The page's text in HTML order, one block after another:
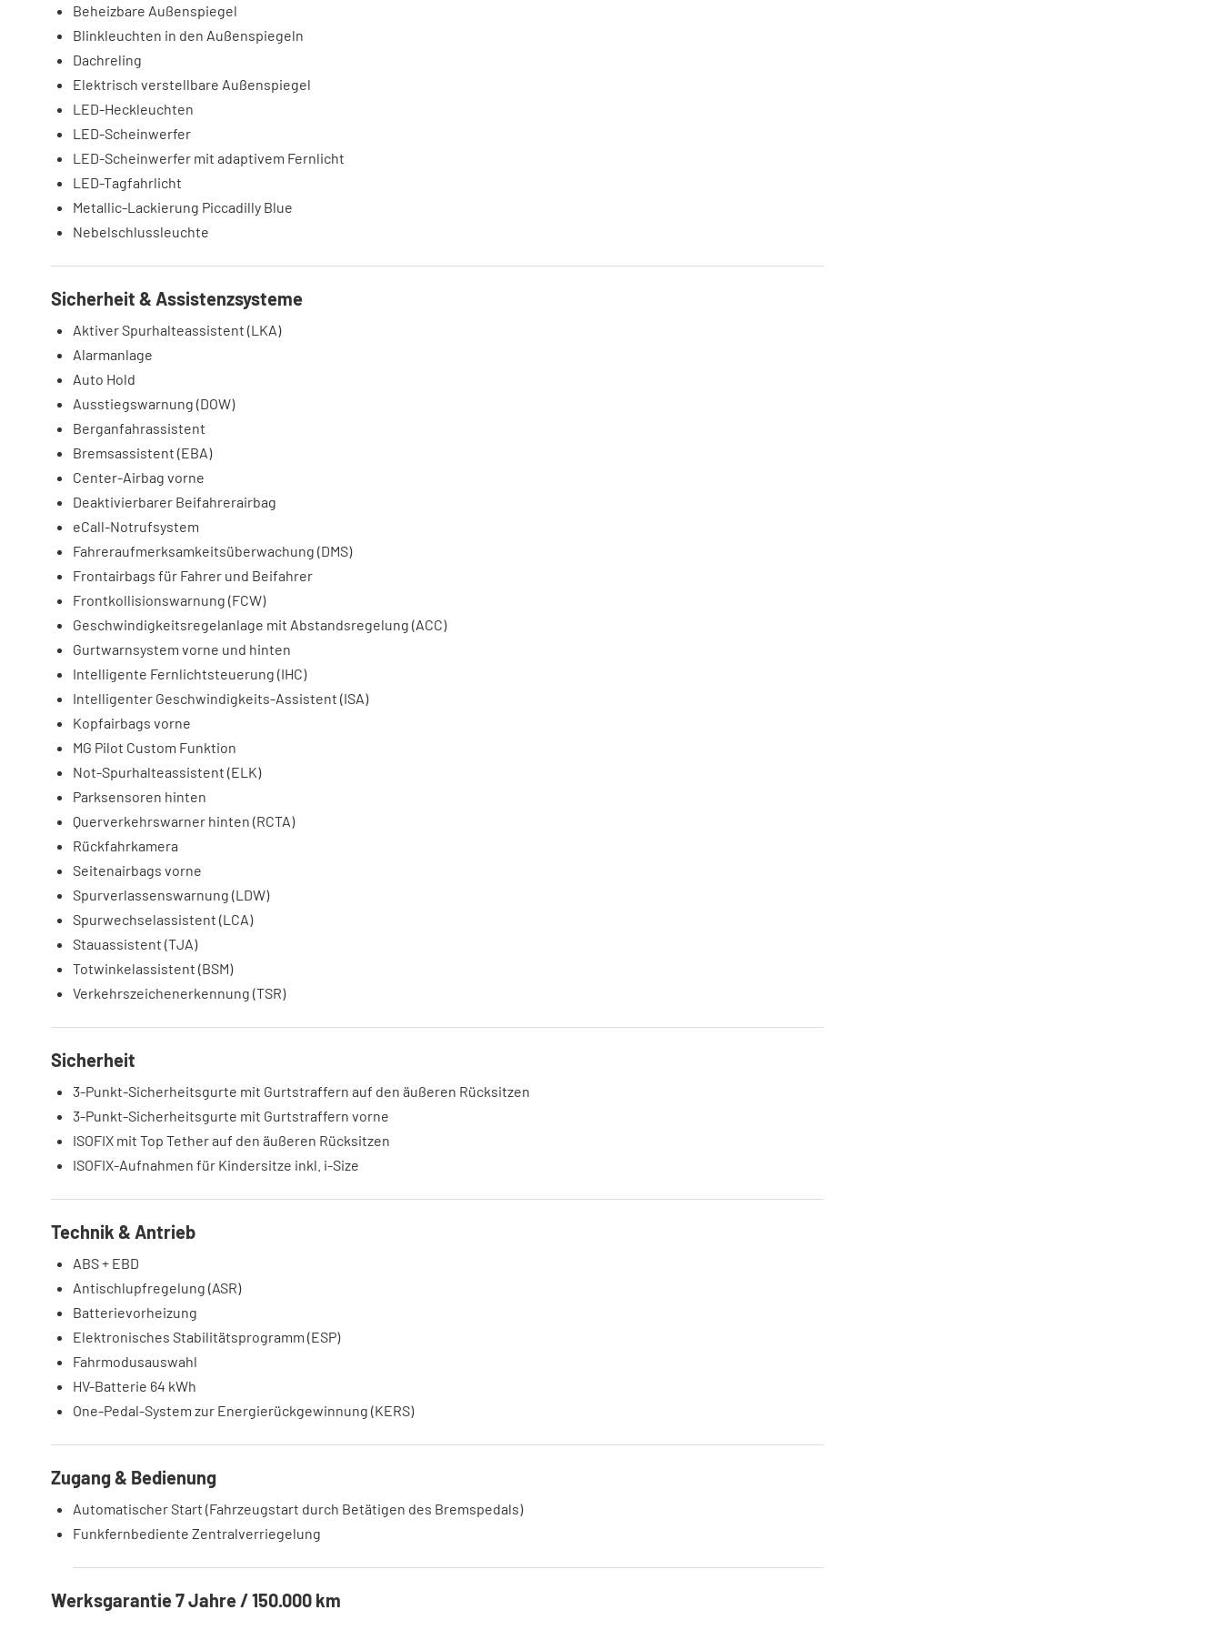
Beheizbare Außenspiegel
Blinkleuchten in den Außenspiegeln
Dachreling
Elektrisch verstellbare Außenspiegel
LED-Heckleuchten
LED-Scheinwerfer
LED-Scheinwerfer mit adaptivem Fernlicht
LED-Tagfahrlicht
Metallic-Lackierung Piccadilly Blue
Nebelschlussleuchte
Sicherheit & Assistenzsysteme
Aktiver Spurhalteassistent (LKA)
Alarmanlage
Auto Hold
Ausstiegswarnung (DOW)
Berganfahrassistent
Bremsassistent (EBA)
Center-Airbag vorne
Deaktivierbarer Beifahrerairbag
eCall-Notrufsystem
Fahreraufmerksamkeitsüberwachung (DMS)
Frontairbags für Fahrer und Beifahrer
Frontkollisionswarnung (FCW)
Geschwindigkeitsregelanlage mit Abstandsregelung (ACC)
Gurtwarnsystem vorne und hinten
Intelligente Fernlichtsteuerung (IHC)
Intelligenter Geschwindigkeits-Assistent (ISA)
Kopfairbags vorne
MG Pilot Custom Funktion
Not-Spurhalteassistent (ELK)
Parksensoren hinten
Querverkehrswarner hinten (RCTA)
Rückfahrkamera
Seitenairbags vorne
Spurverlassenswarnung (LDW)
Spurwechselassistent (LCA)
Stauassistent (TJA)
Totwinkelassistent (BSM)
Verkehrszeichenerkennung (TSR)
Sicherheit
3-Punkt-Sicherheitsgurte mit Gurtstraffern auf den äußeren Rücksitzen
3-Punkt-Sicherheitsgurte mit Gurtstraffern vorne
ISOFIX mit Top Tether auf den äußeren Rücksitzen
ISOFIX-Aufnahmen für Kindersitze inkl. i-Size
Technik & Antrieb
ABS + EBD
Antischlupfregelung (ASR)
Batterievorheizung
Elektronisches Stabilitätsprogramm (ESP)
Fahrmodusauswahl
HV-Batterie 64 kWh
One-Pedal-System zur Energierückgewinnung (KERS)
Zugang & Bedienung
Automatischer Start (Fahrzeugstart durch Betätigen des Bremspedals)
Funkfernbediente Zentralverriegelung
Werksgarantie 7 Jahre / 150.000 km